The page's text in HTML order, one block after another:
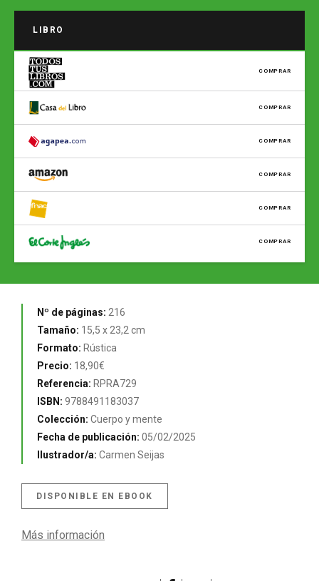
LIBRO
COMPRAR
COMPRAR
COMPRAR
COMPRAR
COMPRAR
COMPRAR
Nº de páginas: 216
Tamaño: 15,5 x 23,2 cm
Formato: Rústica
Precio: 18,90€
Referencia: RPRA729
ISBN: 9788491183037
Colección: Cuerpo y mente
Fecha de publicación: 05/02/2025
Ilustrador/a: Carmen Seijas
DISPONIBLE EN EBOOK
Más información